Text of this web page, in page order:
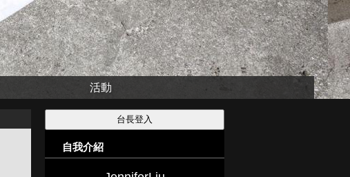
活動
自我介紹